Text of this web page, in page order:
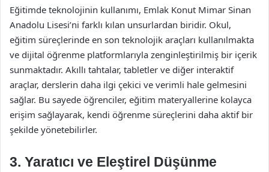
Eğitimde teknolojinin kullanımı, Emlak Konut Mimar Sinan
Anadolu Lisesi’ni farklı kılan unsurlardan biridir. Okul,
eğitim süreçlerinde en son teknolojik araçları kullanılmakta
ve dijital öğrenme platformlarıyla zenginleştirilmiş bir içerik
sunmaktadır. Akıllı tahtalar, tabletler ve diğer interaktif
araçlar, derslerin daha ilgi çekici ve verimli hale gelmesini
sağlar. Bu sayede öğrenciler, eğitim materyallerine kolayca
erişim sağlayarak, kendi öğrenme süreçlerini daha aktif bir
şekilde yönetebilirler.
3. Yaratıcı ve Eleştirel Düşünme